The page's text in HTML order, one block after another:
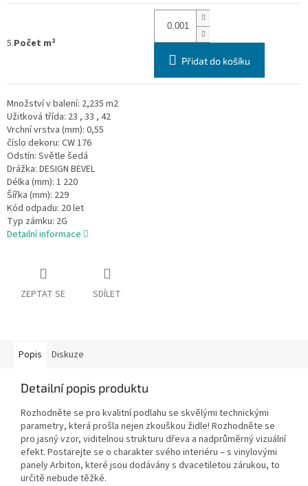
5.Počet m²
Přidat do košíku
Množství v balení: 2,235 m2
Užitková třída: 23 , 33 , 42
Vrchní vrstva (mm): 0,55
číslo dekoru: CW 176
Odstín: Světle šedá
Drážka: DESIGN BEVEL
Délka (mm): 1 220
Šířka (mm): 229
Kód odpadu: 20 let
Typ zámku: 2G
Detailní informace
ZEPTAT SE SDÍLET
Popis Diskuze
Detailní popis produktu
Rozhodněte se pro kvalitní podlahu se skvělými technickými
parametry, která prošla nejen zkouškou židle! Rozhodněte se
pro jasný vzor, viditelnou strukturu dřeva a nadprůměrný vizuální
efekt. Postarejte se o charakter svého interiéru – s vinylovými
panely Arbiton, které jsou dodávány s dvacetiletou zárukou, to
určitě nebude těžké.